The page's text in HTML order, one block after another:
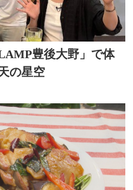
豊後大野」で体
の星空